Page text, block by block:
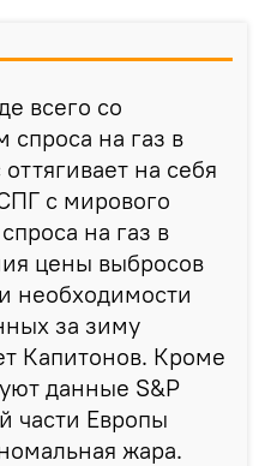
всего со
на газ в
на себя
с мирового
на газ в
цены выбросов
необходимости
за зиму
Капитонов. Кроме
данные S&P
части Европы
жара.